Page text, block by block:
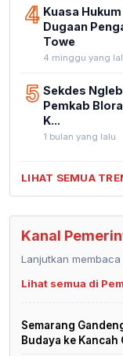
4 Kuasa
Dugaan
Towe
4 minggu yang
5 Sekdes
Pemkab
K...
1 bulan yang lalu
LIHAT SEMUA
Kanal
Lanjutkan
Lihat semua di
Semarang
Budaya ke Kancah